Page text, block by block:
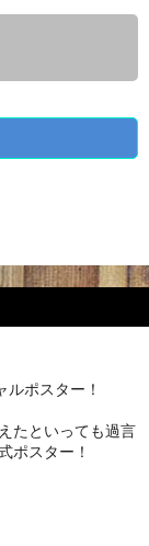
ポスター！
たといっても過言
ポスター！